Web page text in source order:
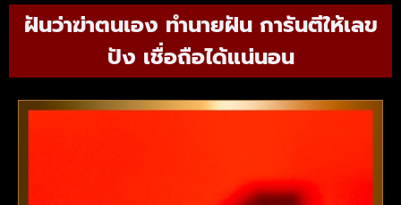
ฝันว่าฆ่าตนเอง ทำนายฝัน การันตีให้เลข
ปัง เชื่อถือได้แน่นอน